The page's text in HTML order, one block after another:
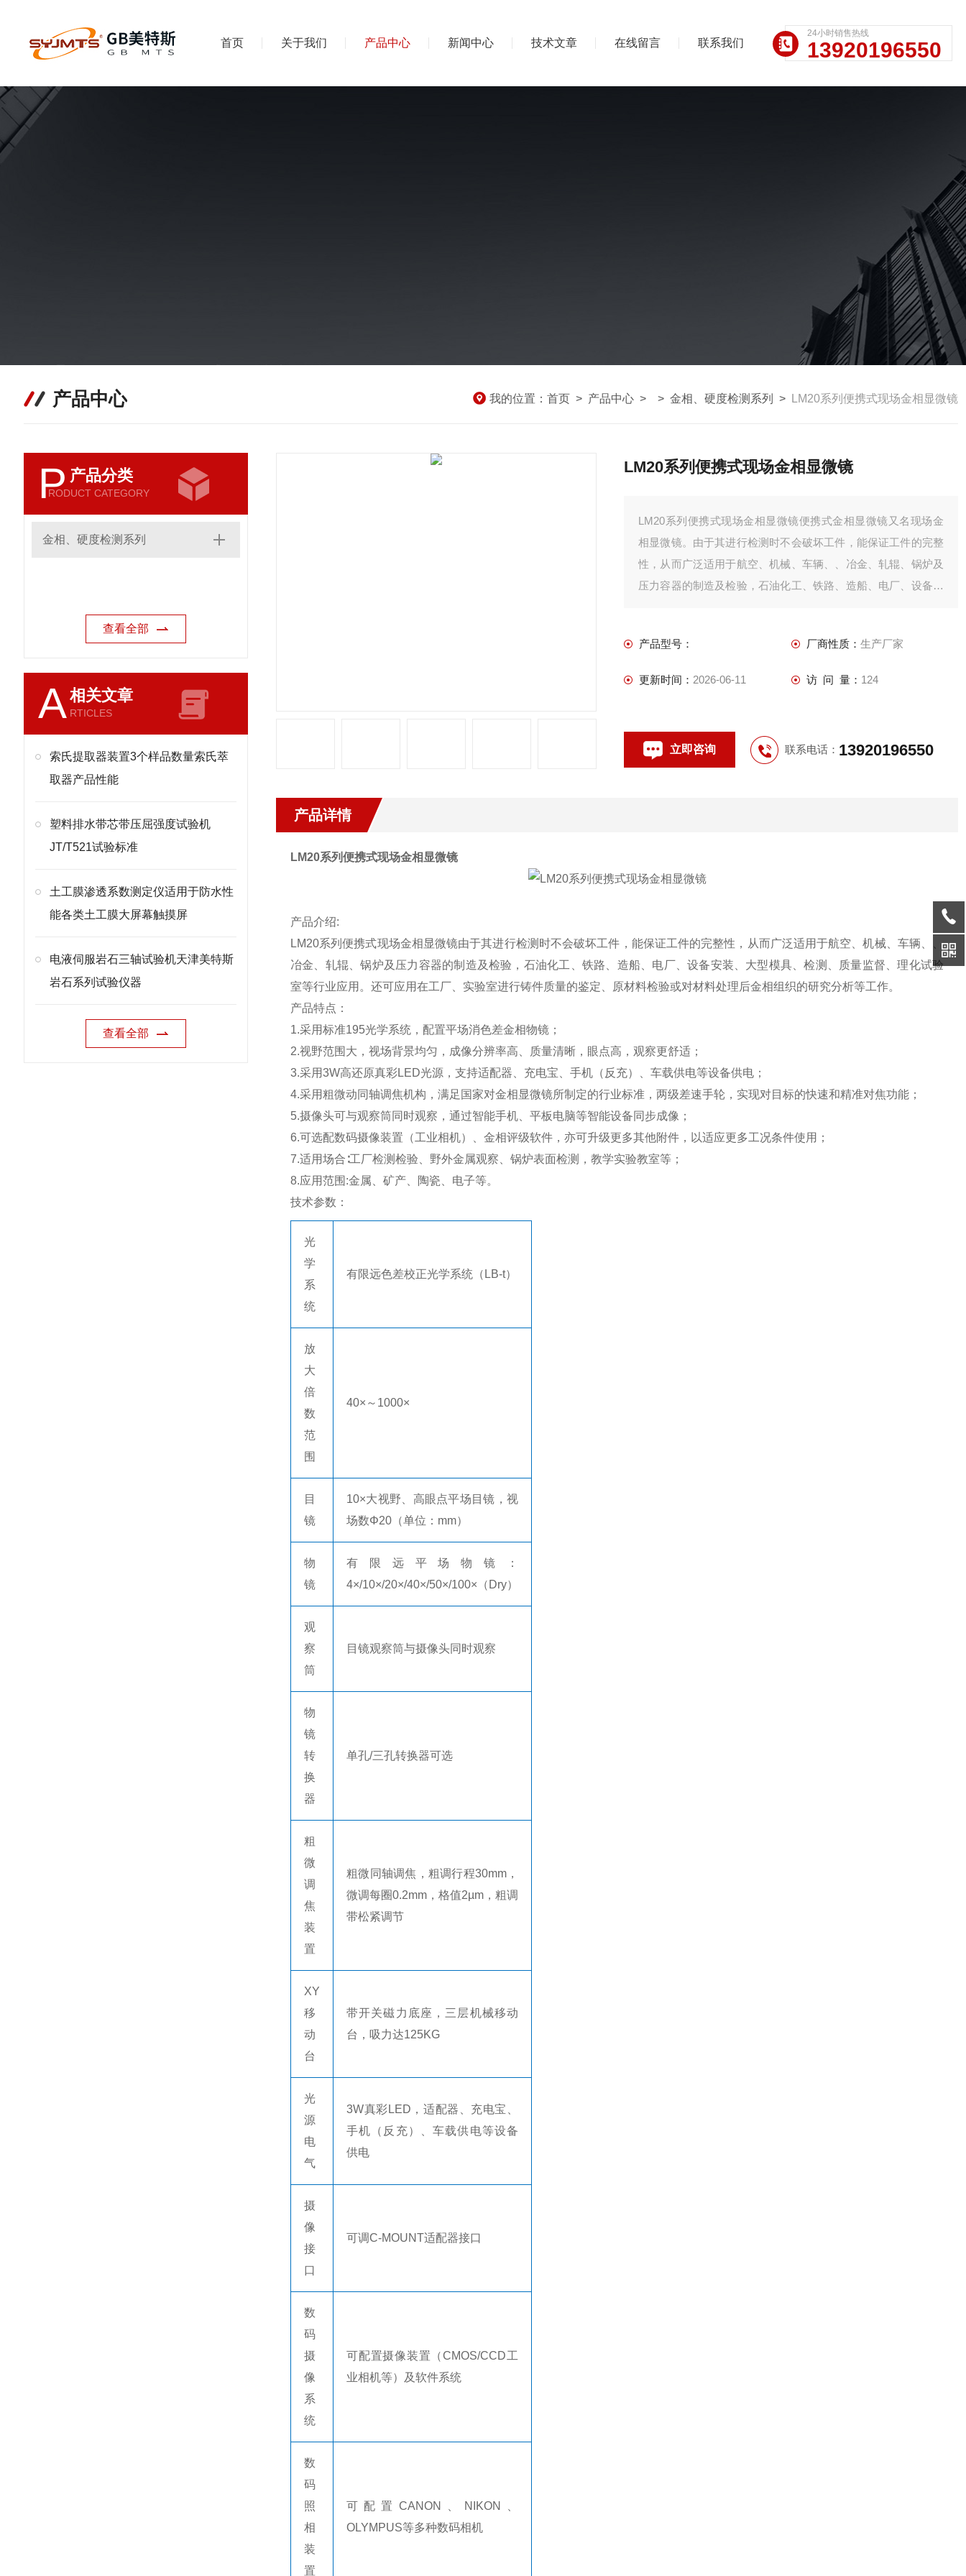
首页 关于我们 产品中心 新闻中心 技术文章 在线留言 联系我们
24小时销售热线
13920196550
产品中心 我的位置： 首页 > 产品中心 > > 金相、硬度检测系列 > LM20系列便携式现场金相显微镜
P 产品分类
RODUCT CATEGORY
金相、硬度检测系列
查看全部
A相关文章
RTICLES
索氏提取器装置3个样品数量索氏萃
取器产品性能
塑料排水带芯带压屈强度试验机
JT/T521试验标准
土工膜渗透系数测定仪适用于防水性
能各类土工膜大屏幕触摸屏
电液伺服岩石三轴试验机天津美特斯
岩石系列试验仪器
查看全部
LM20系列便携式现场金相显微镜
LM20系列便携式现场金相显微镜便携式金相显微镜又名现场金
相显微镜。由于其进行检测时不会破坏工件，能保证工件的完整
性，从而广泛适用于航空、机械、车辆、、冶金、轧辊、锅炉及
压力容器的制造及检验，石油化工、铁路、造船、电厂、设备安
处理后金相组织的研究分析等工作。
产品型号： 厂商性质： 生产厂家
更新时间： 2026-06-11 访 问 量： 124
立即咨询 联系电话： 13920196550
产品详情
LM20系列便携式现场金相显微镜
产品介绍:
LM20系列便携式现场金相显微镜由于其进行检测时不会破坏工件，能保证工件的完整性，从而广泛适用于航空、机械、车辆、、
冶金、轧辊、锅炉及压力容器的制造及检验，石油化工、铁路、造船、电厂、设备安装、大型模具、检测、质量监督、理化试验
室等行业应用。还可应用在工厂、实验室进行铸件质量的鉴定、原材料检验或对材料处理后金相组织的研究分析等工作。
产品特点：
1.采用标准195光学系统，配置平场消色差金相物镜；
2.视野范围大，视场背景均匀，成像分辨率高、质量清晰，眼点高，观察更舒适；
3.采用3W高还原真彩LED光源，支持适配器、充电宝、手机（反充）、车载供电等设备供电；
4.采用粗微动同轴调焦机构，满足国家对金相显微镜所制定的行业标准，两级差速手轮，实现对目标的快速和精准对焦功能；
5.摄像头可与观察筒同时观察，通过智能手机、平板电脑等智能设备同步成像；
6.可选配数码摄像装置（工业相机）、金相评级软件，亦可升级更多其他附件，以适应更多工况条件使用；
7.适用场合∶工厂检测检验、野外金属观察、锅炉表面检测，教学实验教室等；
8.应用范围 :金属、矿产、陶瓷、电子等。
技术参数：
光
学
系
统
有限远色差校正光学系统（ LB-t）
放
大
倍
数
范
围
40×～ 1000×
目
镜
10×大视野、高眼点平场目镜，视
场数Φ20 （单位： mm）
物
镜
有限远平场物镜：
4×/10×/20×/40×/50×/100×（ Dry）
观
察
筒
目镜观察筒与摄像头同时观察
物
镜
转
换
器
单孔/三孔转换器可选
粗
微
调
焦
装
置
粗微同轴调焦，粗调行程30mm，
微调每圈0.2mm ，格值2µm ，粗调
带松紧调节
XY
移
动
台
带开关磁力底座，三层机械移动
台，吸力达125KG
光
源
电
气
3W真彩 LED ，适配器、充电宝、
手机（反充）、车载供电等设备
供电
摄
像
接
口
可调C-MOUNT适配器接口
数
码
摄
像
系
统
可配置摄像装置（CMOS/CCD工
业相机等）及软件系统
数
码
照
相
装
置
可配置 CANON NIKON
OLYMPUS等多种数码相机